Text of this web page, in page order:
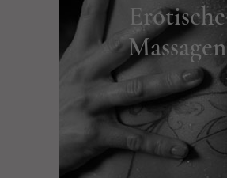
Erotische
Massagen